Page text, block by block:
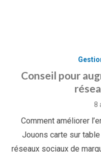
Conseil pour
8
Comment améliorer
Jouons carte sur
réseaux sociaux de